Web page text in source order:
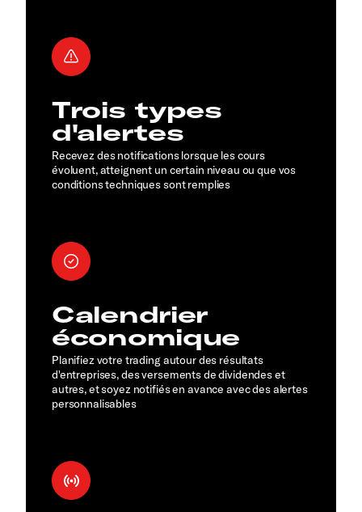
Trois types
d'alertes
Recevez des notifications lorsque les cours
évoluent, atteignent un certain niveau ou que vos
conditions techniques sont remplies
Calendrier
économique
Planifiez votre trading autour des résultats
d'entreprises, des versements de dividendes et
autres, et soyez notifiés en avance avec des alertes
personnalisables